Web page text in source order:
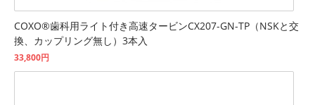
COXO®歯科用ライト付き高速タービンCX207-GN-TP（NSKと交
換、カップリング無し）3本入
33,800円